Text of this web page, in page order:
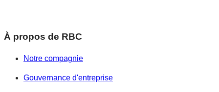
À propos de RBC
Notre compagnie
Gouvernance d'entreprise